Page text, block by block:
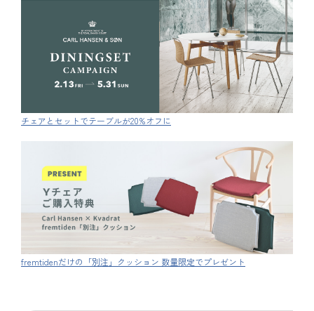
チェアとセットでテーブルが20%オフに
fremtidenだけの「別注」クッション 数量限定でプレゼント